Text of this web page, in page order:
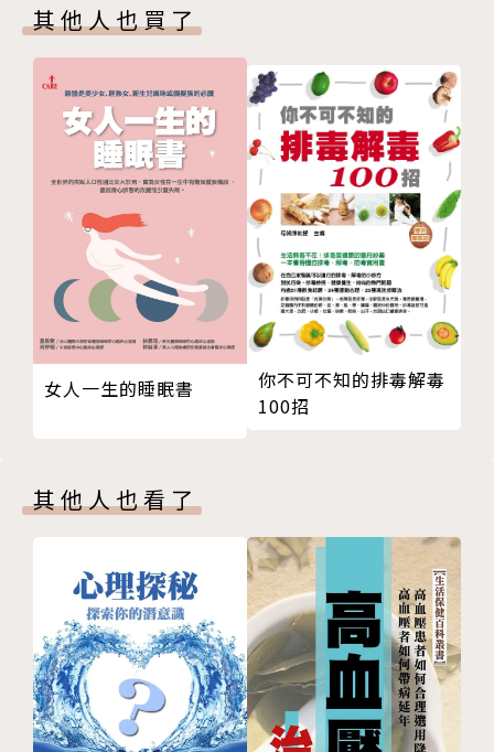
責，讓人變得更加負面。
如果你或你的家人、朋友陷入這樣的惡性循環裡，被情
緒綁架，而你們也受夠了，受夠交出生命的自主權，渴
望著平靜、滿足、喜悅，那麼有一套簡便的工具能幫助
我們徹底清除負面情緒、提升正面能量──EFT（Em
otional Freedom Techniques）。直接翻成中文，
可以譯為「情緒釋放技巧」，屬於能量心理學大家族的
一員，它是一套簡單、便捷以及具突破性的技巧，能迅
速有效解決情緒及心理問題。現今北美洲、歐洲、阿拉
伯國家及澳洲已有許多心理學家運用它來進行治療，在
全世界有成千上萬不同背景的人，運用它來進行減壓、
情緒排毒，療癒過去的重大創傷、解除你的自我設限。
後，將會強烈感受到：
1. 你的思想和看法變得清晰，你會做出正確的決定。
2. 你會更有力量去處理眼下該做的事情。
3. 你會激盪出更多過去沒有的創意來解決問題。
4. 你會回歸內在並感到平靜。
5. 你會拾回生命的自主權。
6. 你會更有信心並對生命保持樂觀。
7. 你會對自己的生命負責，對任何一個行動或不行動
負責。
第7章 十大情緒之四：拖延和自我破壞
第8章 十大情緒之五：罪惡感和自責
第9章 十大情緒之六：自我設限
第10章 十大情緒之七：對某些事成癮
第11章 十大情緒之八：對不可預知的改變感到恐懼
第12章 十大情緒之九：害怕承受不起的失敗
第13章 十大情緒之十：控制不了的憤怒
第14章 運用EFT幫助自己與他人情緒排毒Q&A
其他人也買了
女人一生的睡眠書
你不可不知的排毒解毒
100招
其他人也看了